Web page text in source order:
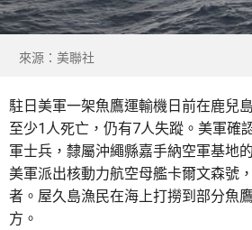
來源：美聯社
駐日美軍一架魚鷹運輸機日前在鹿兒
至少1人死亡，仍有7人失蹤。美軍確
軍士兵，隸屬沖繩縣嘉手納空軍基地
美軍派出核動力航空母艦卡爾文森號
者。屋久島漁民在海上打撈到部分魚
方。